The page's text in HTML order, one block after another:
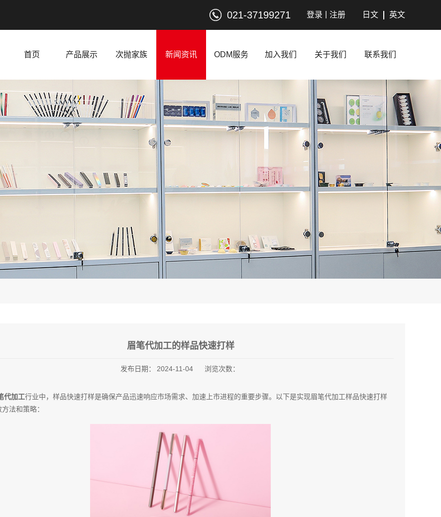
登录 注册
021-37199271 英文
日文
首页 产品展示 次抛家族 新闻资讯 ODM服务 加入我们 关于我们 联系我们
眉笔代加工的样品快速打样
发布日期： 2024-11-04 浏览次数：
代加工行业中，样品快速打样是确保产品迅速响应市场需求、加速上市进程的重要步骤。以下是实现眉笔代加工样品快速打样
法和策略：